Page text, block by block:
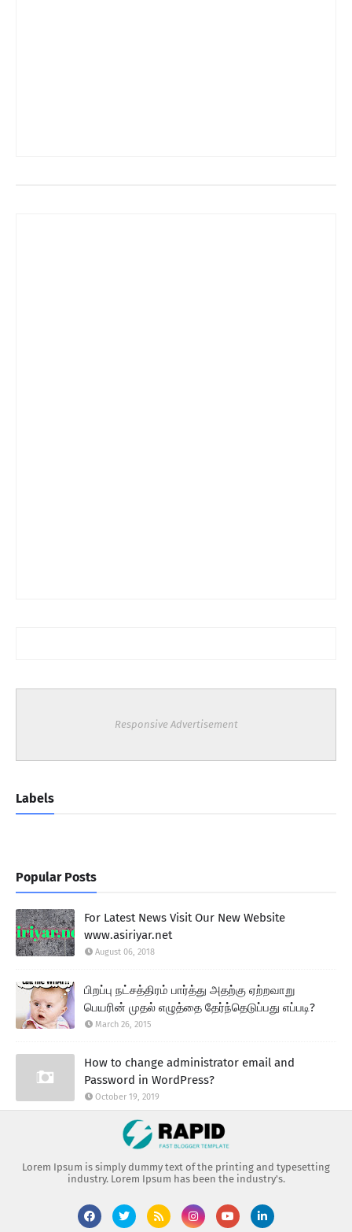
Responsive Advertisement
Labels
Popular Posts
For Latest News Visit Our New Website
www.asiriyar.net
August 06, 2018
பிறப்பு நட்சத்திரம் பார்த்து அதற்கு ஏற்றவாறு
பெயரின் முதல் எழுத்தை தேர்ந்தெடுப்பது எப்படி?
March 26, 2015
How to change administrator email and
Password in WordPress?
October 19, 2019
Lorem Ipsum is simply dummy text of the printing and typesetting
industry. Lorem Ipsum has been the industry's.